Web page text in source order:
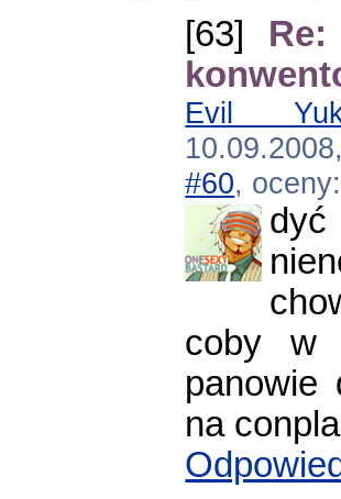
[63]
Evil
#60,
coby w
panowie
na